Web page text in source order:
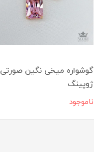
گوشواره میخی نگین صورتی
ژوپینگ
ناموجود